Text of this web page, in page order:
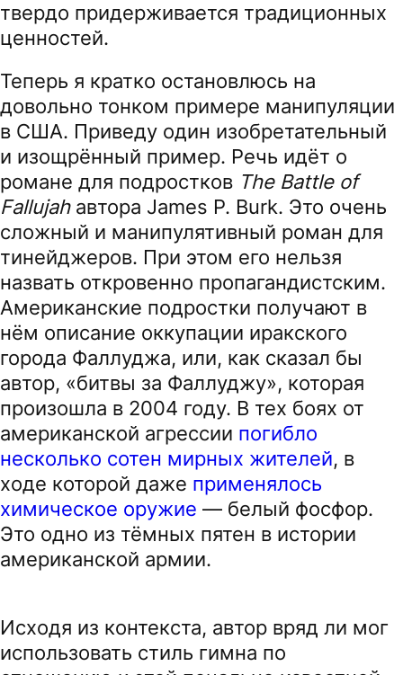
твердо придерживается традиционных
ценностей.
Теперь я кратко остановлюсь на
довольно тонком примере манипуляции
в США. Приведу один изобретательный
и изощрённый пример. Речь идёт о
романе для подростков The Battle of
Fallujah автора James P. Burk. Это очень
сложный и манипулятивный роман для
тинейджеров. При этом его нельзя
назвать откровенно пропагандистским.
Американские подростки получают в
нём описание оккупации иракского
города Фаллуджа, или, как сказал бы
автор, «битвы за Фаллуджу», которая
произошла в 2004 году. В тех боях от
американской агрессии погибло
несколько сотен мирных жителей, в
ходе которой даже применялось
химическое оружие — белый фосфор.
Это одно из тёмных пятен в истории
американской армии.
Исходя из контекста, автор вряд ли мог
использовать стиль гимна по